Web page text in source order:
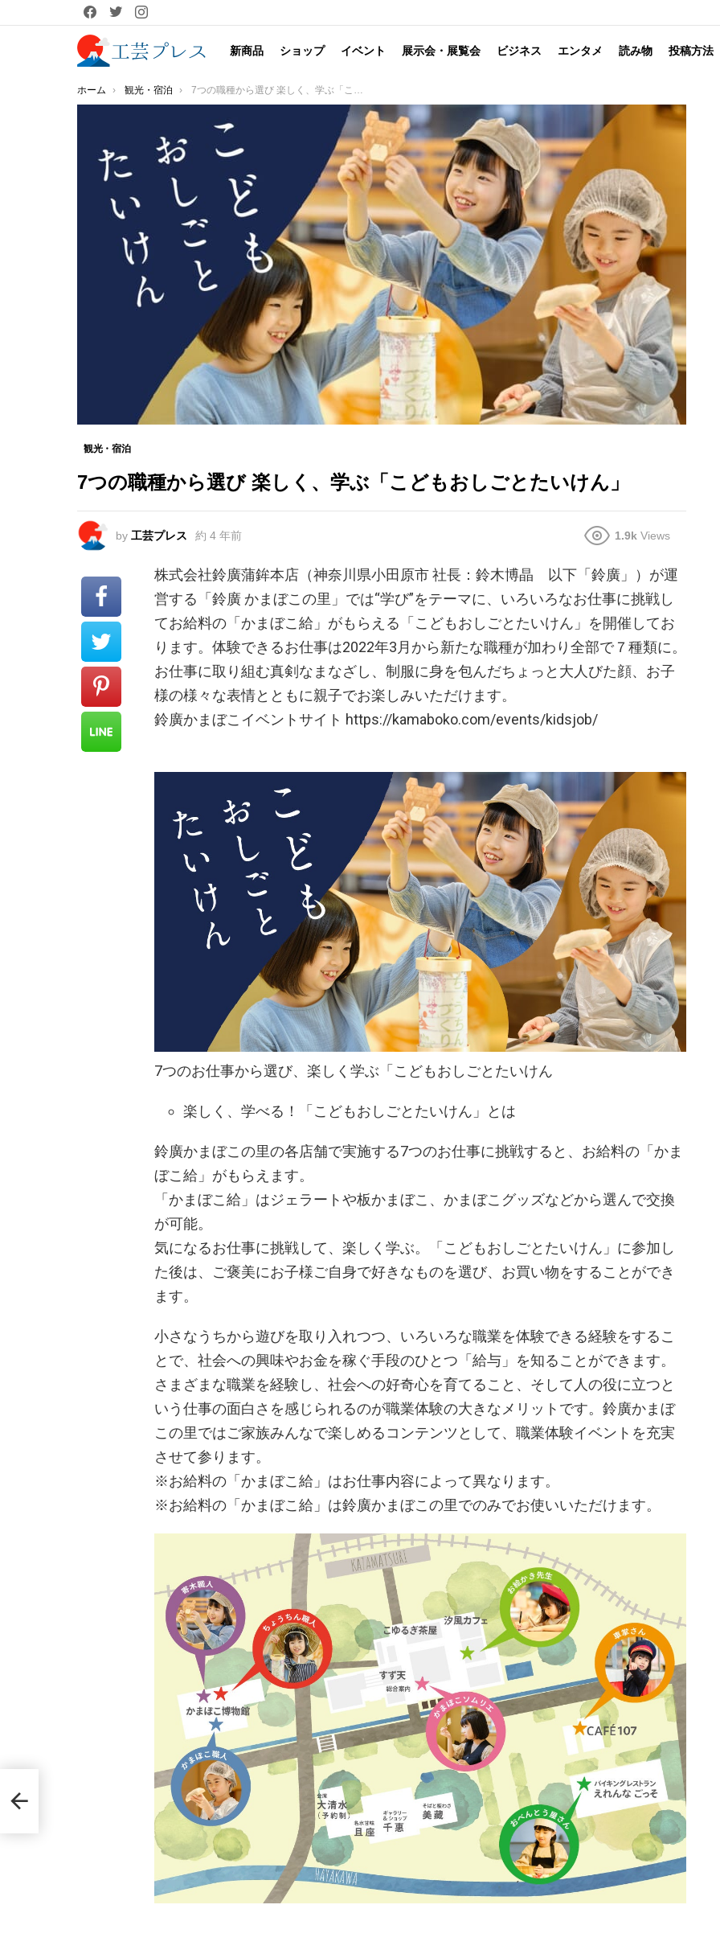
facebooktwitterinstagram
新商品 ショップ イベント 展示会・展覧会 ビジネス エンタメ 読み物 投稿方法
You are here:
ホーム 観光・宿泊 7つの職種から選び 楽しく、学ぶ「こどもおしごとたいけん」
観光・宿泊
7つの職種から選び 楽しく、学ぶ「こどもおしごとたいけん」
by 工芸プレス 約 4 年前 1.9k Views
株式会社鈴廣蒲鉾本店（神奈川県小田原市 社長：鈴木博晶 以下「鈴廣」）が運
営する「鈴廣 かまぼこの里」では“学び”をテーマに、いろいろなお仕事に挑戦し
てお給料の「かまぼこ給」がもらえる「こどもおしごとたいけん」を開催してお
ります。体験できるお仕事は2022年3月から新たな職種が加わり全部で７種類に。
お仕事に取り組む真剣なまなざし、制服に身を包んだちょっと大人びた顔、お子
様の様々な表情とともに親子でお楽しみいただけます。
鈴廣かまぼこイベントサイト https://kamaboko.com/events/kidsjob/
7つのお仕事から選び、楽しく学ぶ「こどもおしごとたいけん
楽しく、学べる！「こどもおしごとたいけん」とは
鈴廣かまぼこの里の各店舗で実施する7つのお仕事に挑戦すると、お給料の「かま
ぼこ給」がもらえます。
「かまぼこ給」はジェラートや板かまぼこ、かまぼこグッズなどから選んで交換
が可能。
気になるお仕事に挑戦して、楽しく学ぶ。「こどもおしごとたいけん」に参加し
た後は、ご褒美にお子様ご自身で好きなものを選び、お買い物をすることができ
ます。
小さなうちから遊びを取り入れつつ、いろいろな職業を体験できる経験をするこ
とで、社会への興味やお金を稼ぐ手段のひとつ「給与」を知ることができます。
さまざまな職業を経験し、社会への好奇心を育てること、そして人の役に立つと
いう仕事の面白さを感じられるのが職業体験の大きなメリットです。鈴廣かまぼ
この里ではご家族みんなで楽しめるコンテンツとして、職業体験イベントを充実
させて参ります。
※お給料の「かまぼこ給」はお仕事内容によって異なります。
※お給料の「かまぼこ給」は鈴廣かまぼこの里でのみでお使いいただけます。
を